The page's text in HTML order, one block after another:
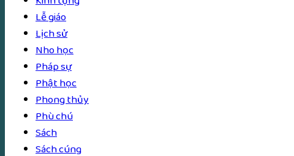
Lễ giáo
Lịch sử
Nho học
Pháp sự
Phật học
Phong thủy
Phù chú
Sách
Sách cúng